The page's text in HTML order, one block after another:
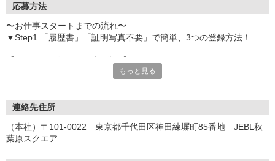
応募方法
〜お仕事スタートまでの流れ〜
▼Step1 「履歴書」「証明写真不要」で簡単、3つの登録方法！
いつでも好きな時間に登録OK
受付時間/平日9:00〜19:00
【来場登録（目安1時間30分）】
もっと見る
連絡先住所
（本社）〒101-0022 東京都千代田区神田練塀町85番地 JEBL秋
葉原スクエア